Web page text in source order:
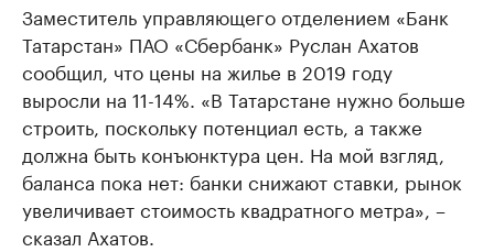
Заместитель управляющего отделением «Банк
Татарстан» ПАО «Сбербанк» Руслан Ахатов
сообщил, что цены на жилье в 2019 году
выросли на 11-14%. «В Татарстане нужно больше
строить, поскольку потенциал есть, а также
должна быть конъюнктура цен. На мой взгляд,
баланса пока нет: банки снижают ставки, рынок
увеличивает стоимость квадратного метра», –
сказал Ахатов.